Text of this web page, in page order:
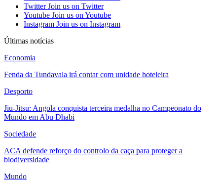
Twitter Join us on Twitter
Youtube Join us on Youtube
Instagram Join us on Instagram
Últimas notícias
Economia
Fenda da Tundavala irá contar com unidade hoteleira
Desporto
Jiu-Jitsu: Angola conquista terceira medalha no Campeonato do
Mundo em Abu Dhabi
Sociedade
ACA defende reforço do controlo da caça para proteger a
biodiversidade
Mundo